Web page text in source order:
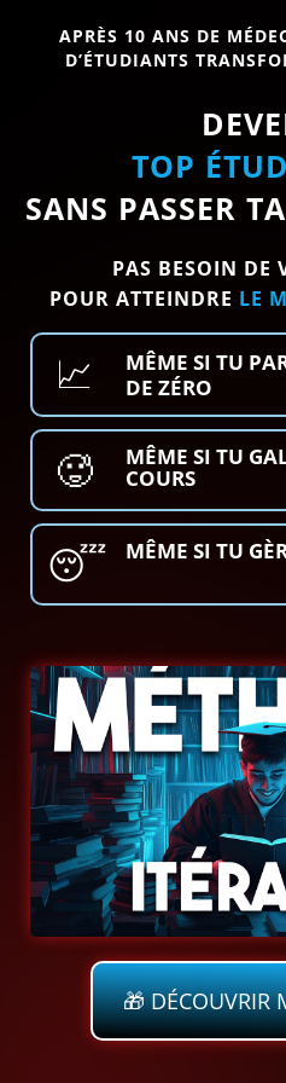
APRÈS 10 ANS DE
D’ÉTUDIANTS
TOP
SANS PASSER
PAS BESOIN DE
POUR ATTEINDRE LE
📈
MÊME SI TU
DE ZÉRO
🥵 MÊME SI TU
COURS
😴 MÊME SI TU
🎁 DÉCOUVRIR